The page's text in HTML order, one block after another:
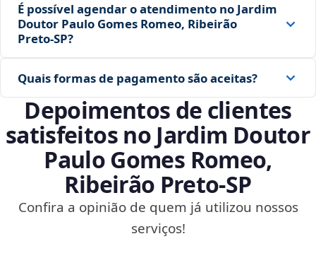
É possível agendar o atendimento no Jardim
Doutor Paulo Gomes Romeo, Ribeirão
Preto‑SP?
Quais formas de pagamento são aceitas?
Depoimentos de clientes
satisfeitos no Jardim Doutor
Paulo Gomes Romeo,
Ribeirão Preto‑SP
Confira a opinião de quem já utilizou nossos
serviços!